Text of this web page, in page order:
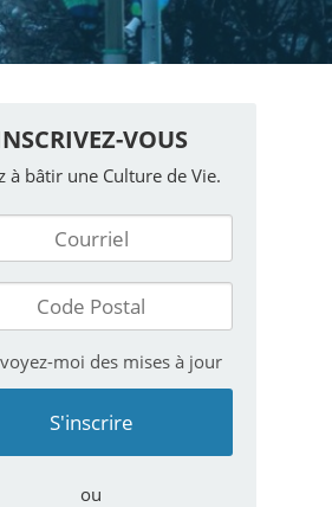
VOUS
à bâtir une Culture de Vie.
moi des mises à jour
ou